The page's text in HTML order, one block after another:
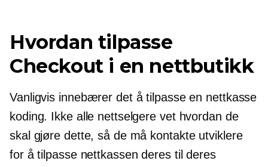
Hvordan tilpasse
Checkout i en nettbutikk
Vanligvis innebærer det å tilpasse en nettkasse
koding. Ikke alle nettselgere vet hvordan de
skal gjøre dette, så de må kontakte utviklere
for å tilpasse nettkassen deres til deres